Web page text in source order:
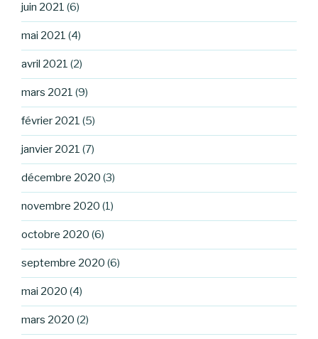
juin 2021 (6)
mai 2021 (4)
avril 2021 (2)
mars 2021 (9)
février 2021 (5)
janvier 2021 (7)
décembre 2020 (3)
novembre 2020 (1)
octobre 2020 (6)
septembre 2020 (6)
mai 2020 (4)
mars 2020 (2)